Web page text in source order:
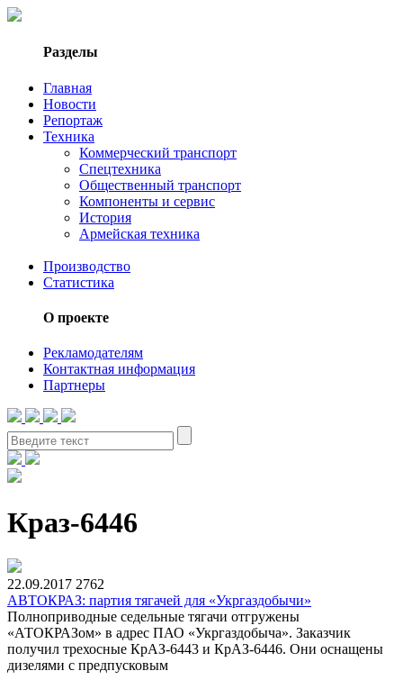
Разделы
Главная
Новости
Репортаж
Техника
Коммерческий транспорт
Спецтехника
Общественный транспорт
Компоненты и сервис
История
Армейская техника
Производство
Статистика
О проекте
Рекламодателям
Контактная информация
Партнеры
Краз-6446
22.09.2017 2762
АВТОКРАЗ: партия тягачей для «Укргаздобычи»
Полноприводные седельные тягачи отгружены
«АТОКРАЗом» в адрес ПАО «Укргаздобыча». Заказчик
получил трехосные КрАЗ-6443 и КрАЗ-6446. Они оснащены
дизелями с предпусковым